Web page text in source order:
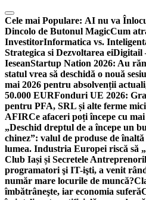
Skip
to
content
Cele mai Populare: AI nu va
Dincolo de Butonul MagicCum
InvestitorInformatica vs.
Strategica si Dezvoltarea eiDigitail
IeseanStartup Nation 2026: Au
statul vrea să deschidă o nouă
mai 2026 pentru absolvenții
50.000 EURFonduri UE 2026:
pentru PFA, SRL și alte ferme
AFIRCe afaceri poți începe cu
„Deschid dreptul de a începe un
chinez”: valul de produse de
lumea. Industria Europei riscă să
Club Iași și Secretele
programatori şi IT-işti, a venit
număr mare locurile de muncă?
îmbătrâneşte, iar economia suferă